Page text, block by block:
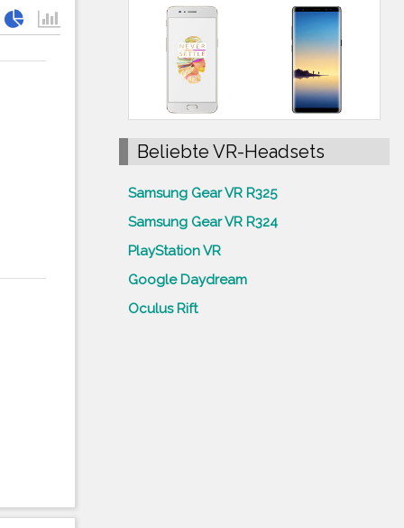
Beliebte VR-Headsets
Samsung Gear VR R325
Samsung Gear VR R324
PlayStation VR
Google Daydream
Oculus Rift